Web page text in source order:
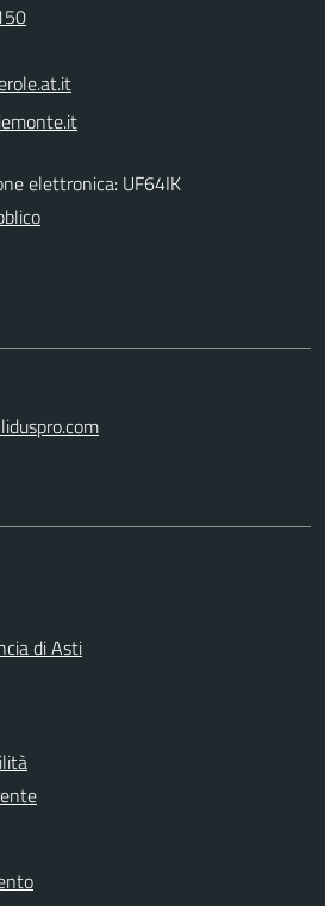
elettronica: UF64IK
di Asti